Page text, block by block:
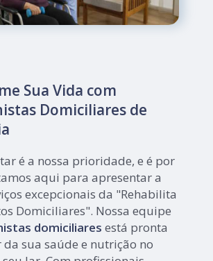
Sua Vida com
Domiciliares de
é a nossa prioridade, e é por
aqui para apresentar a
excepcionais da "Rehabilita
Domiciliares". Nossa equipe
domiciliares está pronta
sua saúde e nutrição no